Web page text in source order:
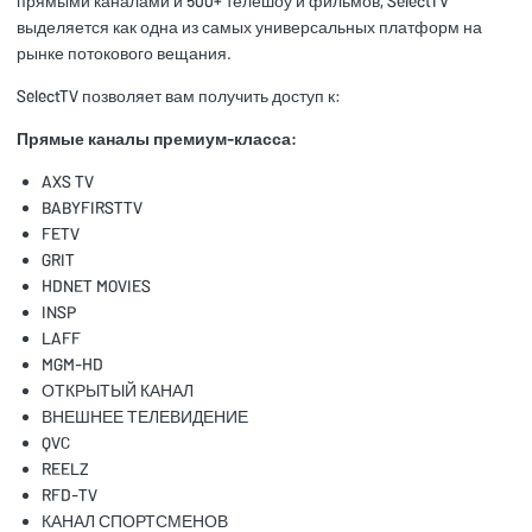
выделяется как одна из самых универсальных платформ на
рынке потокового вещания.
SelectTV позволяет вам получить доступ к:
Прямые каналы премиум-класса:
AXS TV
BABYFIRSTTV
FETV
GRIT
HDNET MOVIES
INSP
LAFF
MGM-HD
ОТКРЫТЫЙ КАНАЛ
ВНЕШНЕЕ ТЕЛЕВИДЕНИЕ
QVC
REELZ
RFD-TV
КАНАЛ СПОРТСМЕНОВ